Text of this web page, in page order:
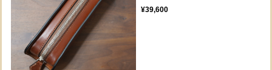
¥39,600